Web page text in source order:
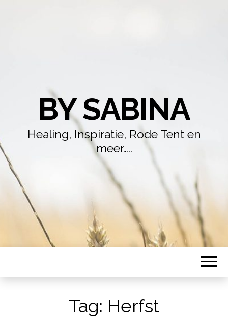
BY SABINA
Healing, Inspiratie, Rode Tent en
meer…..
Tag: Herfst